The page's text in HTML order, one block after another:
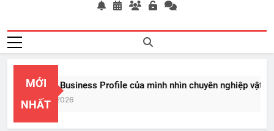
MỚI
NHẤT
PayPal Business Profile của mình nhìn chuyên nghiệp vật vã
Feb 22, 2026